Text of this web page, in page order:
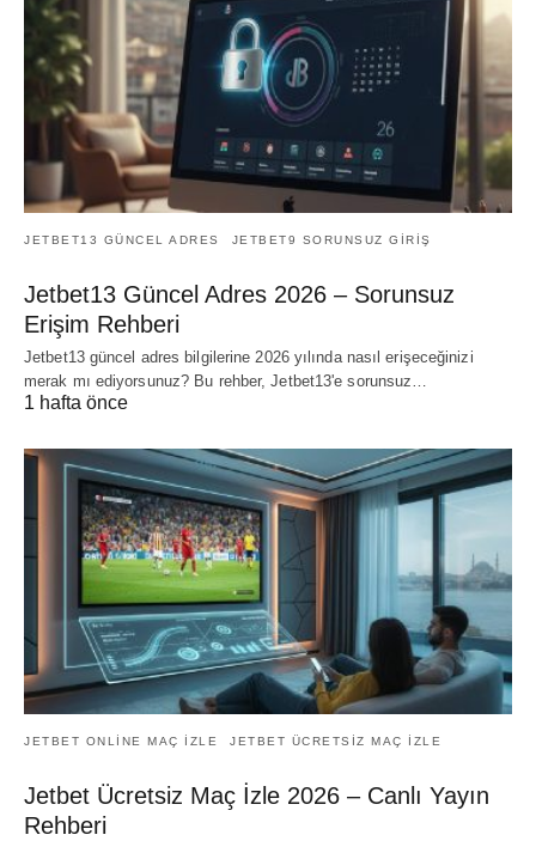
JETBET13 GÜNCEL ADRES JETBET9 SORUNSUZ GIRIŞ
Jetbet13 Güncel Adres 2026 – Sorunsuz
Erişim Rehberi
Jetbet13 güncel adres bilgilerine 2026 yılında nasıl erişeceğinizi
merak mı ediyorsunuz? Bu rehber, Jetbet13'e sorunsuz…
1 hafta önce
JETBET ONLINE MAÇ IZLE JETBET ÜCRETSIZ MAÇ IZLE
Jetbet Ücretsiz Maç İzle 2026 – Canlı Yayın
Rehberi